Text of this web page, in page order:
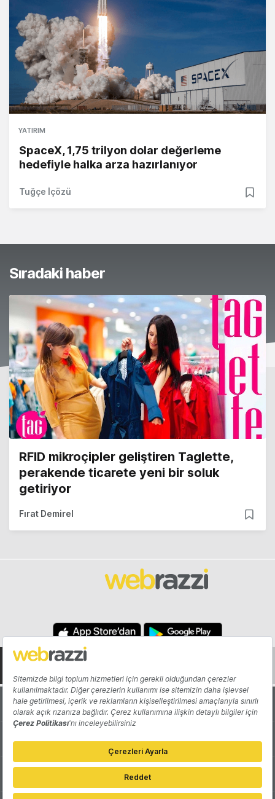
YATIRIM
SpaceX, 1,75 trilyon dolar değerleme
hedefiyle halka arza hazırlanıyor
Tuğçe İçözü
Sıradaki haber
RFID mikroçipler geliştiren Taglette,
perakende ticarete yeni bir soluk
getiriyor
Fırat Demirel
Hakkında Yazarlar
Katkıda Bulun Reklam